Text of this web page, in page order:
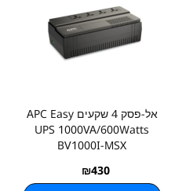
אל-פסק 4 שקעים APC Easy
UPS 1000VA/600Watts
BV1000I-MSX
₪430